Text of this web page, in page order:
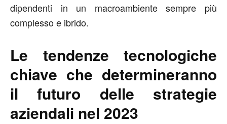
dipendenti in un macroambiente sempre più
complesso e ibrido.
Le tendenze tecnologiche
chiave che determineranno
il futuro delle strategie
aziendali nel 2023